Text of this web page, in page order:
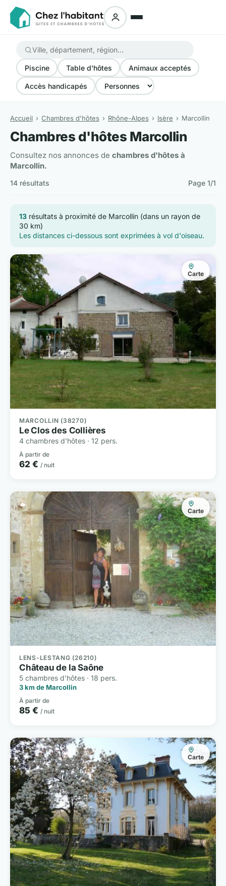
Piscine Table d'hôtes Animaux acceptés
Accès handicapés
Accueil Chambres d'hôtes Rhône-Alpes Isère Marcollin
Chambres d'hôtes Marcollin
Consultez nos annonces de chambres d'hôtes à
Marcollin.
14 résultats Page 1/1
13 résultats à proximité de Marcollin (dans un rayon de
30 km)
Les distances ci-dessous sont exprimées à vol d'oiseau.
Carte
MARCOLLIN (38270)
Le Clos des Collières
4 chambres d'hôtes · 12 pers.
À partir de
62 € / nuit
Carte
LENS-LESTANG (26210)
Château de la Saône
5 chambres d'hôtes · 18 pers.
3 km de Marcollin
À partir de
85 € / nuit
Carte